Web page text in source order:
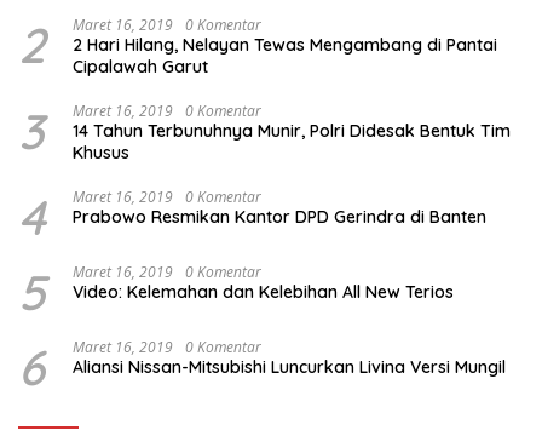
2 Maret 16, 2019 0 Komentar
2 Hari Hilang, Nelayan Tewas Mengambang di Pantai
Cipalawah Garut
3 Maret 16, 2019 0 Komentar
14 Tahun Terbunuhnya Munir, Polri Didesak Bentuk Tim
Khusus
4 Maret 16, 2019 0 Komentar
Prabowo Resmikan Kantor DPD Gerindra di Banten
5 Maret 16, 2019 0 Komentar
Video: Kelemahan dan Kelebihan All New Terios
6 Maret 16, 2019 0 Komentar
Aliansi Nissan-Mitsubishi Luncurkan Livina Versi Mungil